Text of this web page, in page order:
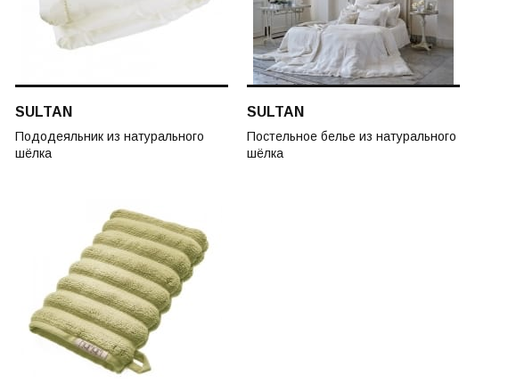
SULTAN
Пододеяльник из натурального
шёлка
SULTAN
Постельное белье из натурального
шёлка